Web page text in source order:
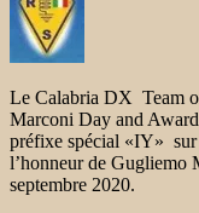
Le Calabria DX Team
Marconi Day and
préfixe spécial «IY» sur
l’honneur de Gugliemo
septembre 2020.